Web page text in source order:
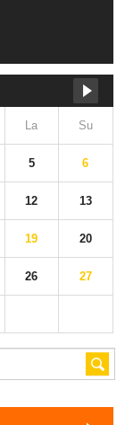
La Su
5 6
12 13
19 20
26 27